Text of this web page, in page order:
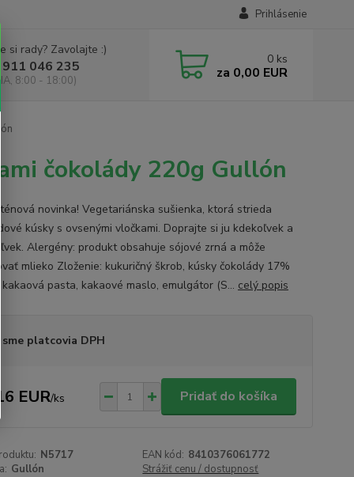
Prihlásenie
si rady? Zavolajte :)
911 046 235
8:00 - 18:00)
0 ks
za 0,00 EUR
čokolády 220g Gullón
novinka! Vegetariánska sušienka, ktorá strieda
kúsky s ovsenými vločkami. Doprajte si ju kdekoľvek a
Alergény: produkt obsahuje sójové zrná a môže
mlieko Zloženie: kukuričný škrob, kúsky čokolády 17%
kakaová pasta, kakaové maslo, emulgátor (S... celý popis
sme platcovia DPH
EUR/ks Pridať do košíka
N5717 EAN kód: 8410376061772
Gullón Strážiť cenu / dostupnosť